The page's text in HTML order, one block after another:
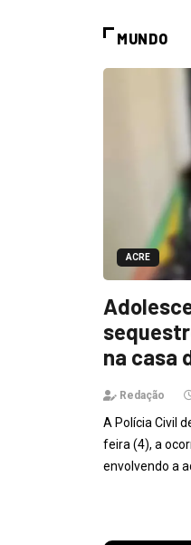
MUNDO
ACRE
na casa
Redação
A Polícia Civil
feira (4), a
envolvendo a